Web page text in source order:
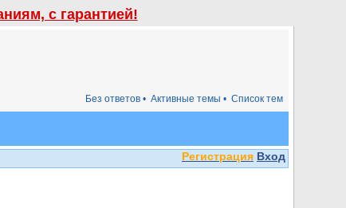
с гарантией!
Список тем
Активные темы •
Без ответов •
Регистрация Вход